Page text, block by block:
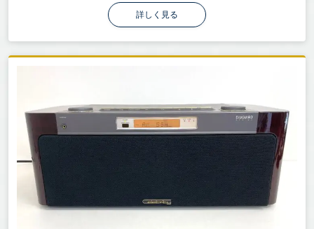
詳しく見る